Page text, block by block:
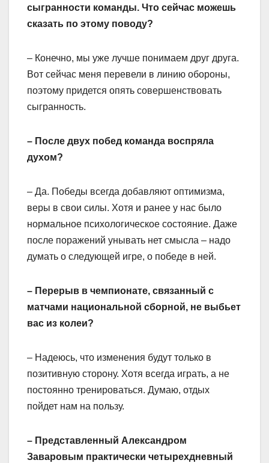
сыгранности команды. Что сейчас можешь
сказать по этому поводу?
– Конечно, мы уже лучше понимаем друг друга.
Вот сейчас меня перевели в линию обороны,
поэтому придется опять совершенствовать
сыгранность.
– После двух побед команда воспряла
духом?
– Да. Победы всегда добавляют оптимизма,
веры в свои силы. Хотя и ранее у нас было
нормальное психологическое состояние. Даже
после поражений унывать нет смысла – надо
думать о следующей игре, о победе в ней.
– Перерыв в чемпионате, связанный с
матчами национальной сборной, не выбьет
вас из колеи?
– Надеюсь, что изменения будут только в
позитивную сторону. Хотя всегда играть, а не
постоянно тренироваться. Думаю, отдых
пойдет нам на пользу.
– Представленный Александром
Заваровым практически четырехдневный